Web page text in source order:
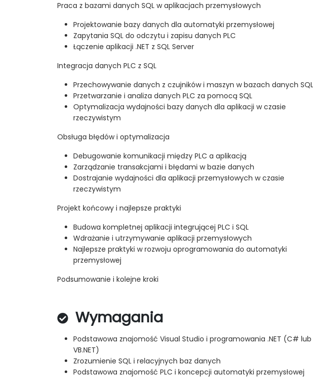
Praca z bazami danych SQL w aplikacjach przemysłowych
Projektowanie bazy danych dla automatyki przemysłowej
Zapytania SQL do odczytu i zapisu danych PLC
Łączenie aplikacji .NET z SQL Server
Integracja danych PLC z SQL
Przechowywanie danych z czujników i maszyn w bazach danych SQL
Przetwarzanie i analiza danych PLC za pomocą SQL
Optymalizacja wydajności bazy danych dla aplikacji w czasie
rzeczywistym
Obsługa błędów i optymalizacja
Debugowanie komunikacji między PLC a aplikacją
Zarządzanie transakcjami i błędami w bazie danych
Dostrajanie wydajności dla aplikacji przemysłowych w czasie
rzeczywistym
Projekt końcowy i najlepsze praktyki
Budowa kompletnej aplikacji integrującej PLC i SQL
Wdrażanie i utrzymywanie aplikacji przemysłowych
Najlepsze praktyki w rozwoju oprogramowania do automatyki
przemysłowej
Podsumowanie i kolejne kroki
Wymagania
Podstawowa znajomość Visual Studio i programowania .NET (C# lub
VB.NET)
Zrozumienie SQL i relacyjnych baz danych
Podstawowa znajomość PLC i koncepcji automatyki przemysłowej